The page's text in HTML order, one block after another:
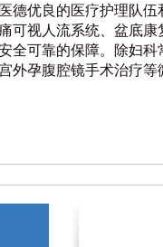
德优良的医疗护理队
可视人流系统、盆底
全可靠的保障。除妇
外孕腹腔镜手术治疗等